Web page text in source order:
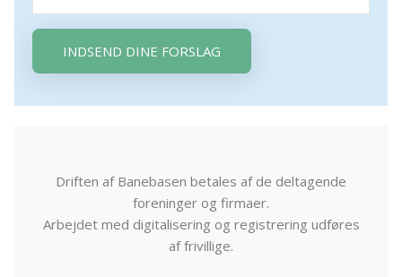
INDSEND DINE FORSLAG
Driften af Banebasen betales af de deltagende
foreninger og firmaer.
Arbejdet med digitalisering og registrering udføres
af frivillige.